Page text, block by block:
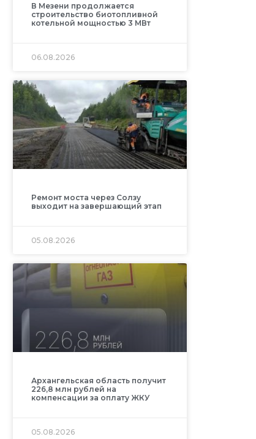
В Мезени продолжается
строительство биотопливной
котельной мощностью 3 МВт
06.08.2026
Ремонт моста через Солзу
выходит на завершающий этап
05.08.2026
Архангельская область получит
226,8 млн рублей на
компенсации за оплату ЖКУ
05.08.2026